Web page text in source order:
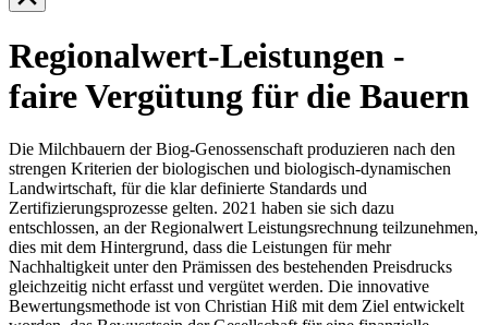
Regionalwert-Leistungen -
faire Vergütung für die Bauern
Die Milchbauern der Biog-Genossenschaft produzieren nach den
strengen Kriterien der biologischen und biologisch-dynamischen
Landwirtschaft, für die klar definierte Standards und
Zertifizierungsprozesse gelten. 2021 haben sie sich dazu
entschlossen, an der Regionalwert Leistungsrechnung teilzunehmen,
dies mit dem Hintergrund, dass die Leistungen für mehr
Nachhaltigkeit unter den Prämissen des bestehenden Preisdrucks
gleichzeitig nicht erfasst und vergütet werden. Die innovative
Bewertungsmethode ist von Christian Hiß mit dem Ziel entwickelt